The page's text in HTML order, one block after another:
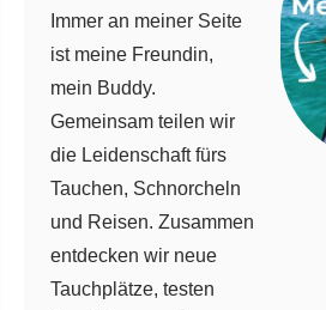
Immer an meiner Seite
ist meine Freundin,
mein Buddy.
Gemeinsam teilen wir
die Leidenschaft fürs
Tauchen, Schnorcheln
und Reisen. Zusammen
entdecken wir neue
Tauchplätze, testen